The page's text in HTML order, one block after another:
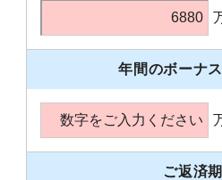
年間のボーナ
ご返済